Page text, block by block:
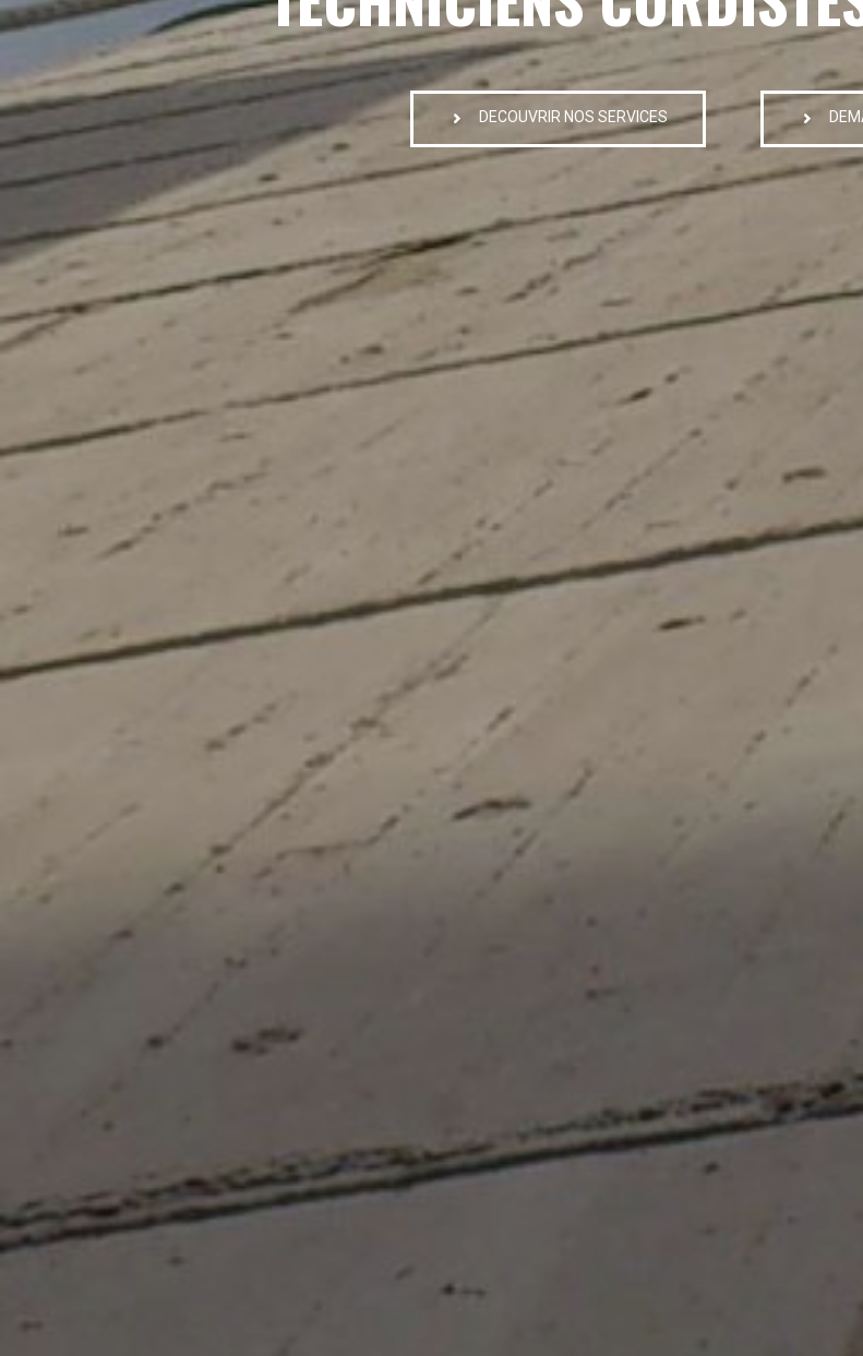
DECOUVRIR NOS SERVICES